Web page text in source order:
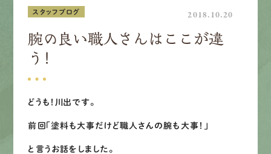
採用情報
先輩インタビュー
スタッフブログ 2018.10.20
腕の良い職人さんはここが違
う！
どうも！川出です。
前回「塗料も大事だけど職人さんの腕も大事！」
と言うお話をしました。